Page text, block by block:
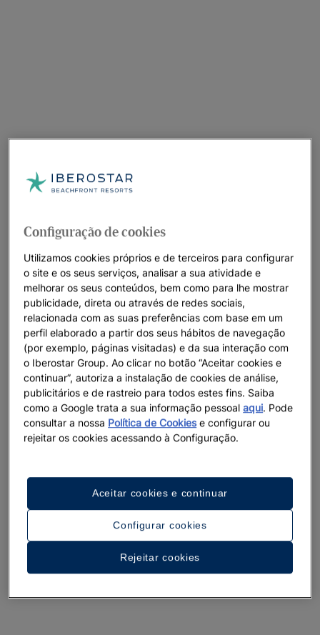
Configuração de cookies
Utilizamos cookies próprios e de terceiros para configurar
o site e os seus serviços, analisar a sua atividade e
melhorar os seus conteúdos, bem como para lhe mostrar
publicidade, direta ou através de redes sociais,
relacionada com as suas preferências com base em um
perfil elaborado a partir dos seus hábitos de navegação
(por exemplo, páginas visitadas) e da sua interação com
o Iberostar Group. Ao clicar no botão “Aceitar cookies e
continuar”, autoriza a instalação de cookies de análise,
publicitários e de rastreio para todos estes fins. Saiba
como a Google trata a sua informação pessoalaqui. Pode
consultar a nossa Política de Cookiese configurar ou
rejeitar os cookies acessando à Configuração.
Configurar cookies
Rejeitar cookies
Aceitar cookies e continuar